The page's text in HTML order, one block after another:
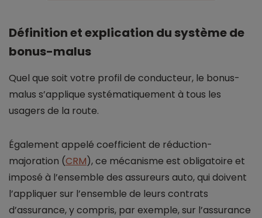
Définition et explication du système de
bonus-malus
Quel que soit votre profil de conducteur, le bonus-
malus s’applique systématiquement à tous les
usagers de la route.
Également appelé coefficient de réduction-
majoration (CRM), ce mécanisme est obligatoire et
imposé à l’ensemble des assureurs auto, qui doivent
l’appliquer sur l’ensemble de leurs contrats
d’assurance, y compris, par exemple, sur l’assurance